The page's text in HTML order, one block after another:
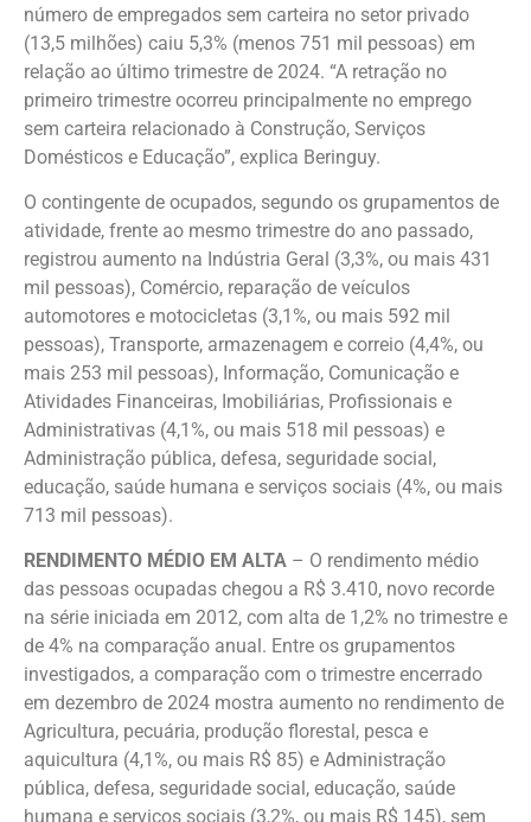
número de empregados sem carteira no setor privado
(13,5 milhões) caiu 5,3% (menos 751 mil pessoas) em
relação ao último trimestre de 2024. “A retração no
primeiro trimestre ocorreu principalmente no emprego
sem carteira relacionado à Construção, Serviços
Domésticos e Educação”, explica Beringuy.
O contingente de ocupados, segundo os grupamentos de
atividade, frente ao mesmo trimestre do ano passado,
registrou aumento na Indústria Geral (3,3%, ou mais 431
mil pessoas), Comércio, reparação de veículos
automotores e motocicletas (3,1%, ou mais 592 mil
pessoas), Transporte, armazenagem e correio (4,4%, ou
mais 253 mil pessoas), Informação, Comunicação e
Atividades Financeiras, Imobiliárias, Profissionais e
Administrativas (4,1%, ou mais 518 mil pessoas) e
Administração pública, defesa, seguridade social,
educação, saúde humana e serviços sociais (4%, ou mais
713 mil pessoas).
RENDIMENTO MÉDIO EM ALTA – O rendimento médio
das pessoas ocupadas chegou a R$ 3.410, novo recorde
na série iniciada em 2012, com alta de 1,2% no trimestre e
de 4% na comparação anual. Entre os grupamentos
investigados, a comparação com o trimestre encerrado
em dezembro de 2024 mostra aumento no rendimento de
Agricultura, pecuária, produção florestal, pesca e
aquicultura (4,1%, ou mais R$ 85) e Administração
pública, defesa, seguridade social, educação, saúde
humana e serviços sociais (3,2%, ou mais R$ 145), sem